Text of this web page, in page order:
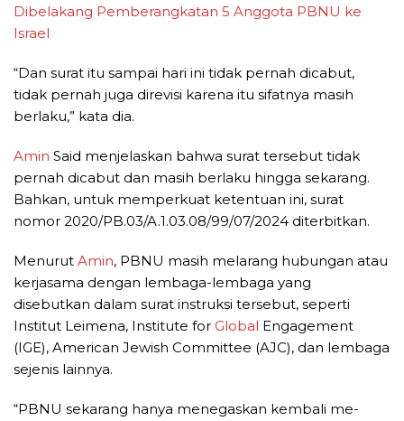
Dibelakang Pemberangkatan 5 Anggota PBNU ke
Israel
“Dan surat itu sampai hari ini tidak pernah dicabut,
tidak pernah juga direvisi karena itu sifatnya masih
berlaku,” kata dia.
Amin Said menjelaskan bahwa surat tersebut tidak
pernah dicabut dan masih berlaku hingga sekarang.
Bahkan, untuk memperkuat ketentuan ini, surat
nomor 2020/PB.03/A.1.03.08/99/07/2024 diterbitkan.
Menurut Amin, PBNU masih melarang hubungan atau
kerjasama dengan lembaga-lembaga yang
disebutkan dalam surat instruksi tersebut, seperti
Institut Leimena, Institute for Global Engagement
(IGE), American Jewish Committee (AJC), dan lembaga
sejenis lainnya.
“PBNU sekarang hanya menegaskan kembali me-